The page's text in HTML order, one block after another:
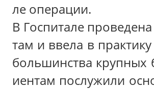
ле операции.
В Госпитале
там и ввела в
большинства
иентам послужили